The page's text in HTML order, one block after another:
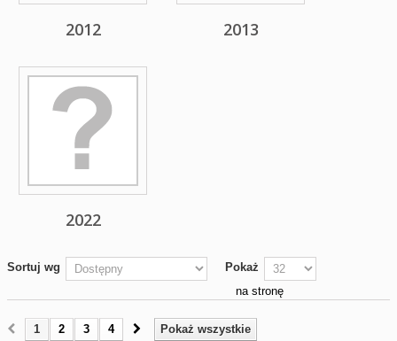
2012 2013
2022
Sortuj wg
Pokaż
na stronę
Pokaż wszystkie
1 2 3 4